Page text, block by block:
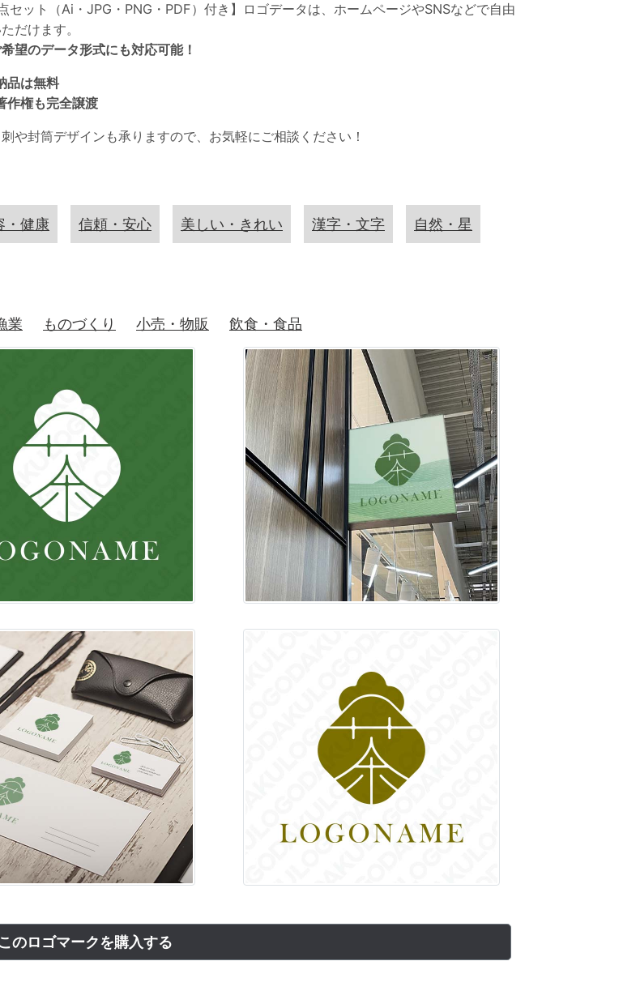
セット（Ai・JPG・PNG・PDF）付き】ロゴデータは、ホームページやSNSなどで自由
だけます。
希望のデータ形式にも対応可能！
品は無料
作権も完全譲渡
や封筒デザインも承りますので、お気軽にご相談ください！
・健康 信頼・安心 美しい・きれい 漢字・文字 自然・星
業 ものづくり 小売・物販 飲食・食品
このロゴマークを購入する